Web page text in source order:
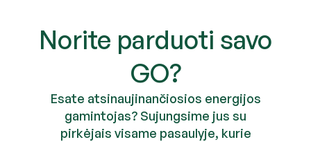
Norite parduoti savo
GO?
Esate atsinaujinančiosios energijos
gamintojas? Sujungsime jus su
pirkėjais visame pasaulyje, kurie